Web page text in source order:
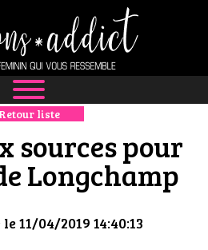
NEWS
MODE
Retour liste
sources pour
Longchamp
11/04/2019 14:40:13